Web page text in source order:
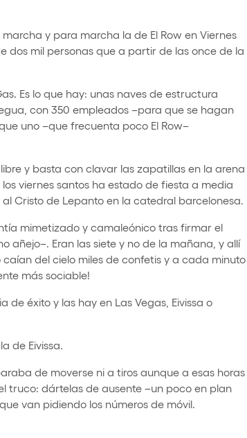
y para marcha la de El Row en Viernes
dos mil personas que a partir de las once de la
Es lo que hay: unas naves de estructura
con 350 empleados –para que se hagan
uno –que frecuenta poco El Row–
y basta con clavar las zapatillas en la arena
viernes santos ha estado de fiesta a media
Cristo de Lepanto en la catedral barcelonesa.
mimetizado y camaleónico tras firmar el
añejo–. Eran las siete y no de la mañana, y allí
del cielo miles de confetis y a cada minuto
más sociable!
de éxito y las hay en Las Vegas, Eivissa o
de Eivissa.
de moverse ni a tiros aunque a esas horas
truco: dártelas de ausente –un poco en plan
van pidiendo los números de móvil.